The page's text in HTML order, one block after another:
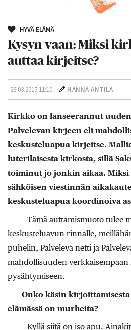
HYVÄ ELÄMÄ
Kysyn vaan: Miksi
auttaa kirjeitse?
26.03.2015 11:10 HANNA ANTILA
Kirkko on lanseerannut
Palvelevan kirjeen eli
keskusteluapua kirjeitse.
luterilaisesta kirkosta, sillä
toiminut jo jonkin aikaa. Miksi
sähköisen viestinnän
keskusteluapua koordinoiva
– Tämä auttamismuoto tulee
keskusteluavun rinnalle,
puhelin, Palveleva netti ja
mahdollisuuden verkkaisempaan
pysähtymiseen.
Onko käsin
elämässä on murheita?
– Kyllä siitä on iso apu.